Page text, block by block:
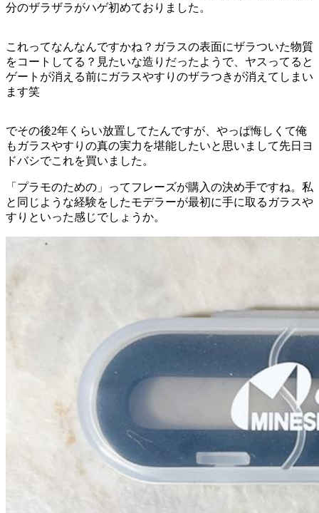
分のザラザラがハゲ初めておりました。
これってなんなんですかね？ガラスの表面にザラついた物質
をコートしてる？見たいな造りだったようで、ヤスってると
ゲートが消える前にガラスやすりのザラつきが消えてしまい
ます笑
でその後2年くらい放置してたんですが、やっぱ悔しくて俺
もガラスやすりの真の実力を堪能したいと思いまして先日ヨ
ドバシでこれを買いました。
「プラモのための」ってフレーズが購入の決め手ですね。私
と同じような経験をしたモデラーが最初に手に取るガラスや
すりといった感じでしょうか。